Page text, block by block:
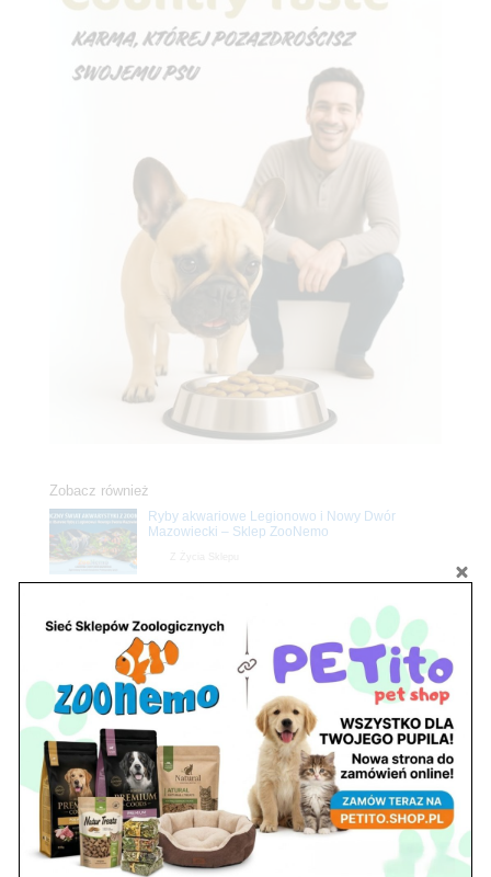
Zobacz również
Ryby akwariowe Legionowo i Nowy Dwór
Mazowiecki – Sklep ZooNemo
Z Życia Sklepu
rośliny akwariowe w ZooNemo – Legionowo i
Nowy Dwór Mazowiecki
Promocje
Upały wracają! Zadbaj o komfort swojego pupila
z matami chłodzącymi ZooNemo
Z Życia Sklepu
Petito Pet Shop – Internetowy Sklep Zoologiczny
Online! Wszystko Dla Twojego Pupila | ZooNemo
Znajdź nas